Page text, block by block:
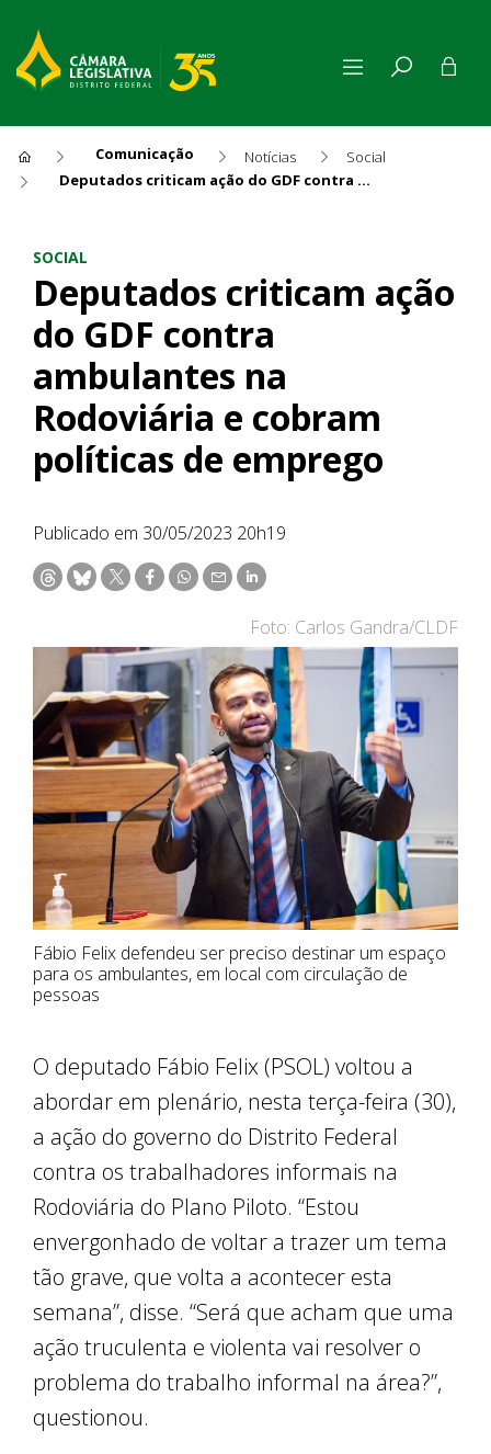
Comunicação Notícias
Social
Deputados criticam ação do GDF contra ambulantes na Rodoviária e cobram políticas de emprego
SOCIAL
Deputados criticam ação
do GDF contra
ambulantes na
Rodoviária e cobram
políticas de emprego
Publicado em 30/05/2023 20h19
Foto: Carlos Gandra/CLDF
Fábio Felix defendeu ser preciso destinar um espaço
para os ambulantes, em local com circulação de
pessoas
O deputado Fábio Felix (PSOL) voltou a
abordar em plenário, nesta terça-feira (30),
a ação do governo do Distrito Federal
contra os trabalhadores informais na
Rodoviária do Plano Piloto. “Estou
envergonhado de voltar a trazer um tema
tão grave, que volta a acontecer esta
semana”, disse. “Será que acham que uma
ação truculenta e violenta vai resolver o
problema do trabalho informal na área?”,
questionou.